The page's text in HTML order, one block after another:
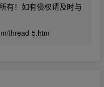
有！如有侵权请及时与
thread-5.htm